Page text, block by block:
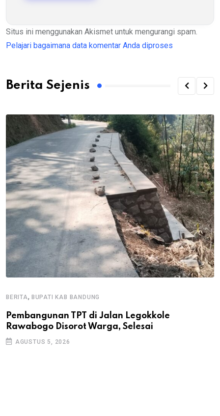
Situs ini menggunakan Akismet untuk mengurangi spam.
Pelajari bagaimana data komentar Anda diproses
Berita Sejenis
BERITA, BUPATI KAB BANDUNG
Pembangunan TPT di Jalan Legokkole
Rawabogo Disorot Warga, Selesai
AGUSTUS 5, 2026